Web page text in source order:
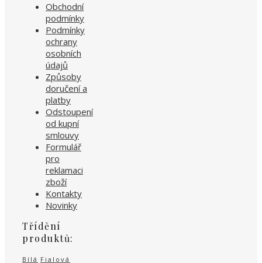
Obchodní
podmínky
Podmínky
ochrany
osobních
údajů
Způsoby
doručení a
platby
Odstoupení
od kupní
smlouvy
Formulář
pro
reklamaci
zboží
Kontakty
Novinky
Třídění
produktů:
Bílá Fialová